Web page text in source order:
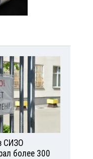
СИЗО
более 300